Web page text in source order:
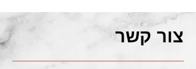
צור קשר